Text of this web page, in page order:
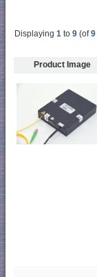
Displaying 1 to 9 (of9
Product Image